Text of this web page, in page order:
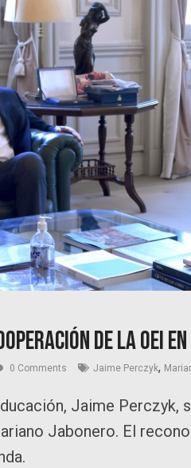
de la OEI
0 Comments Jaime Perczyk,
Jaime Perczyk,
Jabonero. El